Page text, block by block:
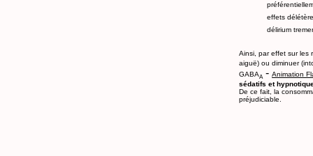
effets
délirium
Ainsi, par effet sur les
aiguë) ou diminuer
GABAA - Animation
sédatifs et
De ce fait, la
préjudiciable.